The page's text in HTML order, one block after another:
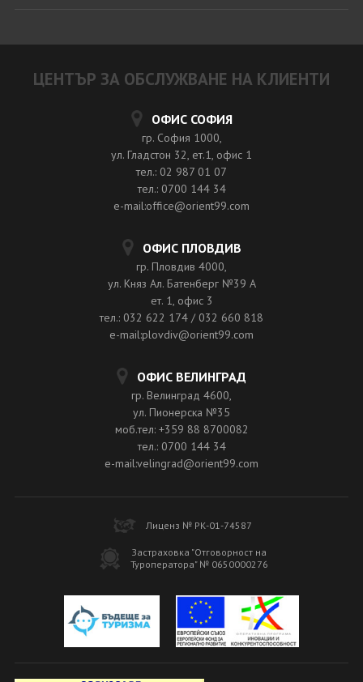
ЦЕНТЪР ЗА ОБСЛУЖВАНЕ НА КЛИЕНТИ
ОФИС СОФИЯ
гр. София 1000,
ул. Гладстон 32, ет.1, офис 1
тел.: 02 987 01 07
тел.: 0700 144 34
e-mail:office@orient99.com
ОФИС ПЛОВДИВ
гр. Пловдив 4000,
ул. Княз Ал. Батенберг №39 A
ет. 1, офис 3
тел.: 032 622 174 / 032 660 818
e-mail:plovdiv@orient99.com
ОФИС ВЕЛИНГРАД
гр. Велинград 4600,
ул. Пионерска №35
моб.тел: +359 88 8700082
тел.: 0700 144 34
e-mail:velingrad@orient99.com
Лиценз № РК-01-74587
Застраховка "Отговорност на
Туроператора" № 0650000276